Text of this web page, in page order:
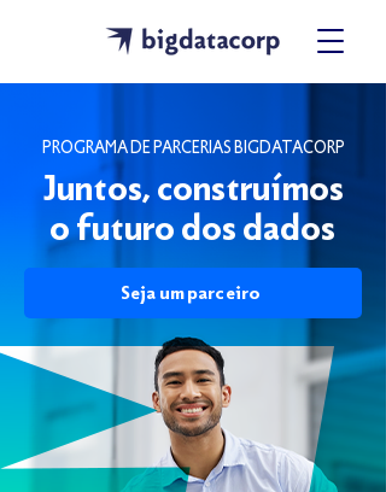
Juntos, construímos
o futuro dos dados
PROGRAMA DE PARCERIAS BIGDATACORP
Seja um parceiro